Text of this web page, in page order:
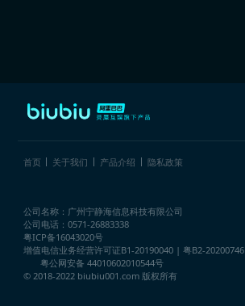
首页 关于我们 产品介绍 隐私政策
公司名称：广州宁静海信息科技有限公司
公司电话：0571-26883338
粤ICP备16043020号
增值电信业务经营许可证B1-20190040 | 粤B2-20200746
粤公网安备 44010602010544号
© 2018-2022 biubiu001.com 版权所有